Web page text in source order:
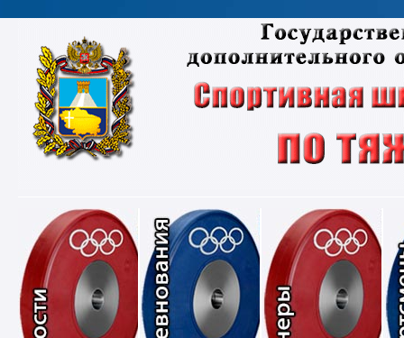
Новости Соревнования